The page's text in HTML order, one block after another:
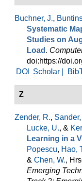
Buchner, J.,
Systematic
Studies on
Load .
doi:https://
DOI
Scholar |
Z
Zender, R., Sander,
Lucke, U., &
Learning in a
Popescu, Hao,
& Chen, W.,
Emerging